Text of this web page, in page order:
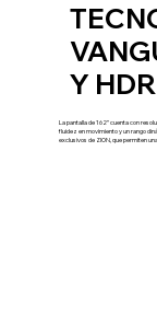
Y HDR
La pantalla de 162” cuenta con
fluidez en movimiento y un rango
exclusivos de ZION, que permiten